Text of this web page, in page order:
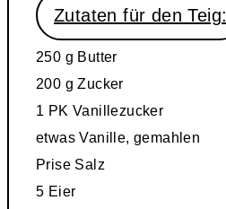
Zutaten für den Teig:
250 g Butter
200 g Zucker
1 PK Vanillezucker
etwas Vanille, gemahlen
Prise Salz
5 Eier